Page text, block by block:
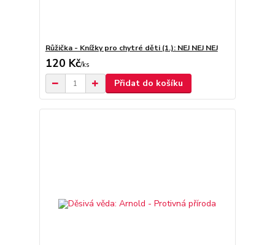
Růžička - Knížky pro chytré děti (1.): NEJ NEJ NEJ
120 Kč/ks
Přidat do košíku